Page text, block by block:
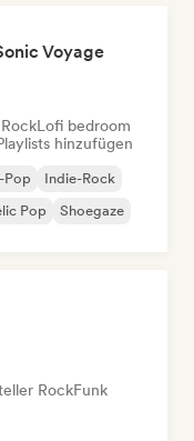
Voyage
Lofi bedroom
hinzufügen
Pop
Indie-Rock
Pop Shoegaze
RockFunk